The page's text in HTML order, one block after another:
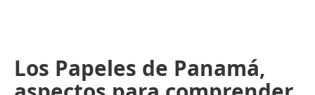
Los Papeles de Panamá,